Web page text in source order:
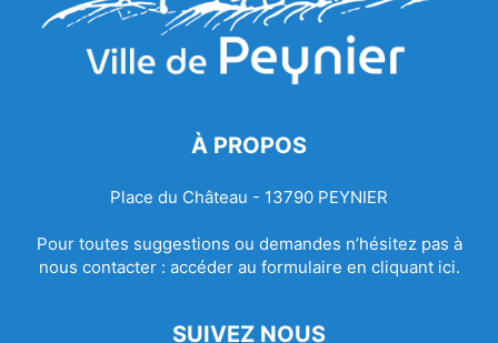
À PROPOS
Place du Château - 13790 PEYNIER
Pour toutes suggestions ou demandes n’hésitez pas à
nous contacter : accéder au formulaire en cliquant ici.
SUIVEZ NOUS